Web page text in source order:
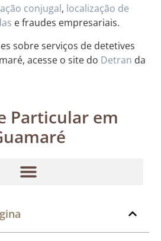
conjugal, localização de
e fraudes empresariais.
sobre serviços de detetives
acesse o site do Detran da
Particular em